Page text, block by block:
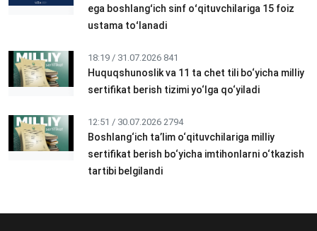
ega boshlangʻich sinf oʻqituvchilariga 15 foiz
ustama toʻlanadi
18:19 / 31.07.2026 841
Huquqshunoslik va 11 ta chet tili bo‘yicha milliy
sertifikat berish tizimi yo‘lga qo‘yiladi
12:51 / 30.07.2026 2794
Boshlang‘ich ta’lim o‘qituvchilariga milliy
sertifikat berish bo‘yicha imtihonlarni o‘tkazish
tartibi belgilandi